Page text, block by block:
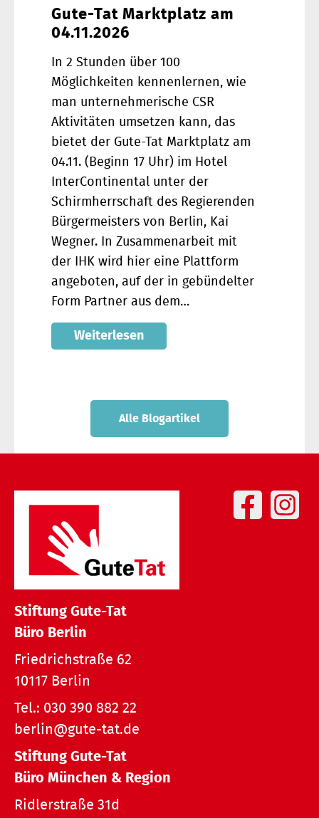
Gute-Tat Marktplatz am
04.11.2026
In 2 Stunden über 100
Möglichkeiten kennenlernen, wie
man unternehmerische CSR
Aktivitäten umsetzen kann, das
bietet der Gute-Tat Marktplatz am
04.11. (Beginn 17 Uhr) im Hotel
InterContinental unter der
Schirmherrschaft des Regierenden
Bürgermeisters von Berlin, Kai
Wegner. In Zusammenarbeit mit
der IHK wird hier eine Plattform
angeboten, auf der in gebündelter
Form Partner aus dem…
Weiterlesen
Alle Blogartikel
Stiftung Gute-Tat
Büro Berlin
Friedrichstraße 62
10117 Berlin
Tel.: 030 390 882 22
berlin@gute-tat.de
Stiftung Gute-Tat
Büro München & Region
Ridlerstraße 31d